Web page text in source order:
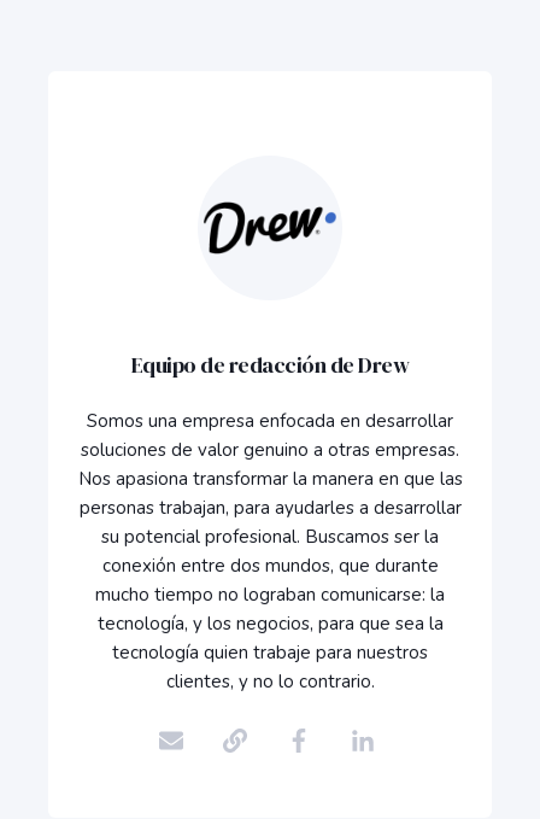
Equipo de redacción de Drew
Somos una empresa enfocada en desarrollar
soluciones de valor genuino a otras empresas.
Nos apasiona transformar la manera en que las
personas trabajan, para ayudarles a desarrollar
su potencial profesional. Buscamos ser la
conexión entre dos mundos, que durante
mucho tiempo no lograban comunicarse: la
tecnología, y los negocios, para que sea la
tecnología quien trabaje para nuestros
clientes, y no lo contrario.